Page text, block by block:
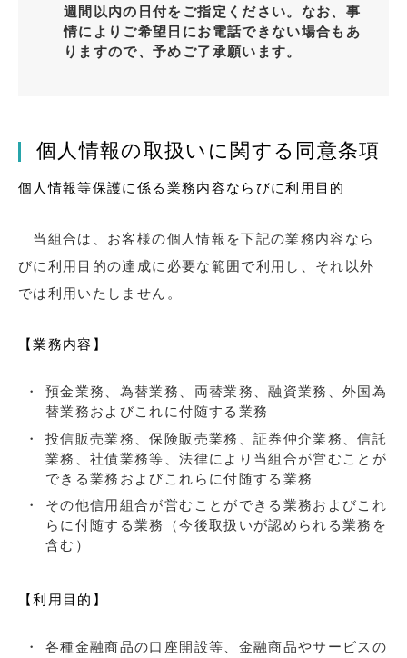
週間以内の日付をご指定ください。なお、事
情によりご希望日にお電話できない場合もあ
りますので、予めご了承願います。
個人情報の取扱いに関する同意条項
個人情報等保護に係る業務内容ならびに利用目的
当組合は、お客様の個人情報を下記の業務内容なら
びに利用目的の達成に必要な範囲で利用し、それ以外
では利用いたしません。
【業務内容】
預金業務、為替業務、両替業務、融資業務、外国為
替業務およびこれに付随する業務
投信販売業務、保険販売業務、証券仲介業務、信託
業務、社債業務等、法律により当組合が営むことが
できる業務およびこれらに付随する業務
その他信用組合が営むことができる業務およびこれ
らに付随する業務（今後取扱いが認められる業務を
含む）
【利用目的】
各種金融商品の口座開設等、金融商品やサービスの